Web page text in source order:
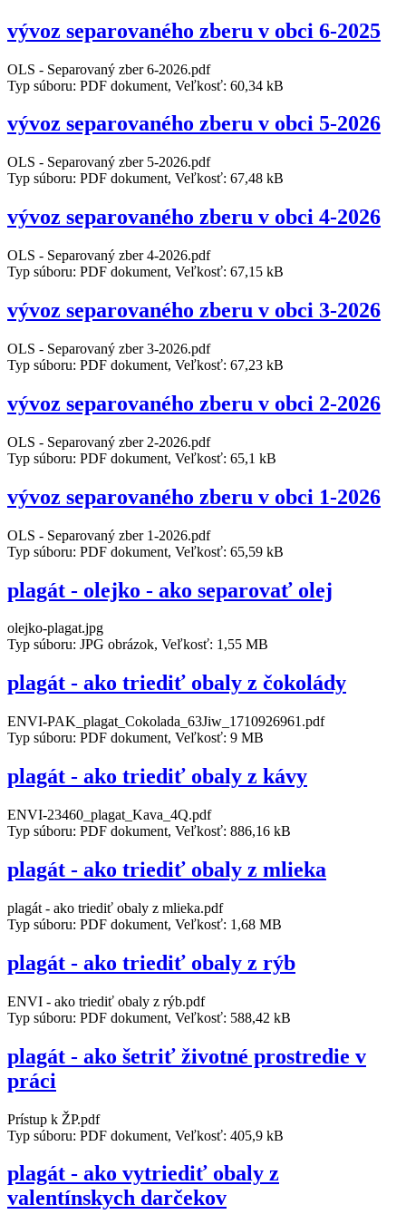
vývoz separovaného zberu v obci 6-2025
OLS - Separovaný zber 6-2026.pdf
Typ súboru: PDF dokument, Veľkosť: 60,34 kB
vývoz separovaného zberu v obci 5-2026
OLS - Separovaný zber 5-2026.pdf
Typ súboru: PDF dokument, Veľkosť: 67,48 kB
vývoz separovaného zberu v obci 4-2026
OLS - Separovaný zber 4-2026.pdf
Typ súboru: PDF dokument, Veľkosť: 67,15 kB
vývoz separovaného zberu v obci 3-2026
OLS - Separovaný zber 3-2026.pdf
Typ súboru: PDF dokument, Veľkosť: 67,23 kB
vývoz separovaného zberu v obci 2-2026
OLS - Separovaný zber 2-2026.pdf
Typ súboru: PDF dokument, Veľkosť: 65,1 kB
vývoz separovaného zberu v obci 1-2026
OLS - Separovaný zber 1-2026.pdf
Typ súboru: PDF dokument, Veľkosť: 65,59 kB
plagát - olejko - ako separovať olej
olejko-plagat.jpg
Typ súboru: JPG obrázok, Veľkosť: 1,55 MB
plagát - ako triediť obaly z čokolády
ENVI-PAK_plagat_Cokolada_63Jiw_1710926961.pdf
Typ súboru: PDF dokument, Veľkosť: 9 MB
plagát - ako triediť obaly z kávy
ENVI-23460_plagat_Kava_4Q.pdf
Typ súboru: PDF dokument, Veľkosť: 886,16 kB
plagát - ako triediť obaly z mlieka
plagát - ako triediť obaly z mlieka.pdf
Typ súboru: PDF dokument, Veľkosť: 1,68 MB
plagát - ako triediť obaly z rýb
ENVI - ako triediť obaly z rýb.pdf
Typ súboru: PDF dokument, Veľkosť: 588,42 kB
plagát - ako šetriť životné prostredie v
práci
Prístup k ŽP.pdf
Typ súboru: PDF dokument, Veľkosť: 405,9 kB
plagát - ako vytriediť obaly z
valentínskych darčekov